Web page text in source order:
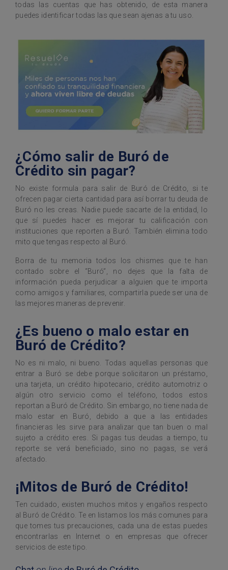
todas las cuentas que has obtenido, de esta manera
puedes identificar todas las que sean ajenas a tu uso.
¿Cómo salir de Buró de
Crédito sin pagar?
No existe formula para salir de Buró de Crédito, si te
ofrecen pagar cierta cantidad para así borrar tu deuda de
Buró no les creas. Nadie puede sacarte de la entidad, lo
que sí puedes hacer es mejorar tu calificación con
instituciones que reporten a Buró. También elimina todo
mito que tengas respecto al Buró.
Borra de tu memoria todos los chismes que te han
contado sobre el “Buró”, no dejes que la falta de
información pueda perjudicar a alguien que te importa
como amigos y familiares, compartirla puede ser una de
las mejores maneras de prevenir.
¿Es bueno o malo estar en
Buró de Crédito?
No es ni malo, ni bueno. Todas aquellas personas que
entrar a Buró se debe porque solicitaron un préstamo,
una tarjeta, un crédito hipotecario, crédito automotriz o
algún otro servicio como el teléfono, todos estos
reportan a Buró de Crédito. Sin embargo, no tiene nada de
malo estar en Buró, debido a que a las entidades
financieras les sirve para analizar que tan buen o mal
sujeto a crédito eres. Si pagas tus deudas a tiempo, tu
reporte se verá beneficiado, sino no pagas, se verá
afectado.
¡Mitos de Buró de Crédito!
Ten cuidado, existen muchos mitos y engaños respecto
al Buró de Crédito. Te en listamos los más comunes para
que tomes tus precauciones, cada una de estas puedes
encontrarlas en Internet o en empresas que ofrecer
servicios de este tipo.